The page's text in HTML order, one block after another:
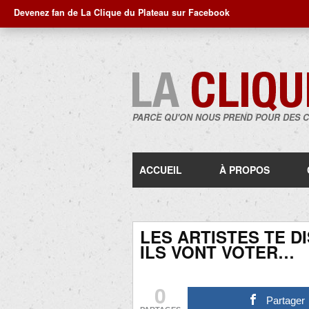
Devenez fan de La Clique du Plateau sur Facebook
PARCE QU'ON NOUS PREND POUR DES
ACCUEIL À PROPOS
LES ARTISTES TE
ILS VONT VOTER…
0 Partager